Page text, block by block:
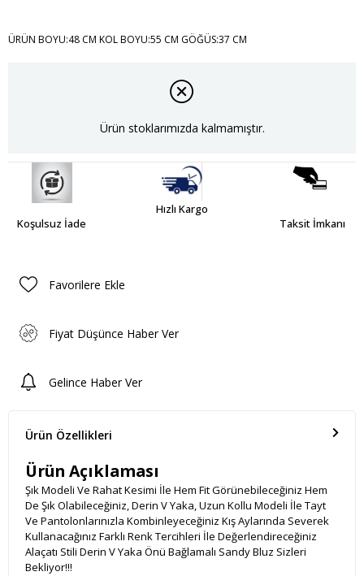
ÜRÜN BOYU:48 CM KOL BOYU:55 CM GÖĞÜS:37 CM
Ürün stoklarımızda kalmamıştır.
Koşulsuz İade
Hızlı Kargo
Taksit İmkanı
Favorilere Ekle
Fiyat Düşünce Haber Ver
Gelince Haber Ver
Ürün Özellikleri
Ürün Açıklaması
Şık Modeli Ve Rahat Kesimi İle Hem Fit Görünebileceğiniz Hem
De Şık Olabileceğiniz, Derin V Yaka, Uzun Kollu Modeli İle Tayt
Ve Pantolonlarınızla Kombinleyeceğiniz Kış Aylarında Severek
Kullanacağınız Farklı Renk Tercihleri İle Değerlendireceğiniz
Alaçatı Stili Derin V Yaka Önü Bağlamalı Sandy Bluz Sizleri
Bekliyor!!!